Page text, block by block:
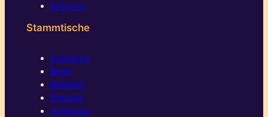
Aktionen
Stammtische
Augsburg
Berlin
Bielefeld
Dresden
Göttingen